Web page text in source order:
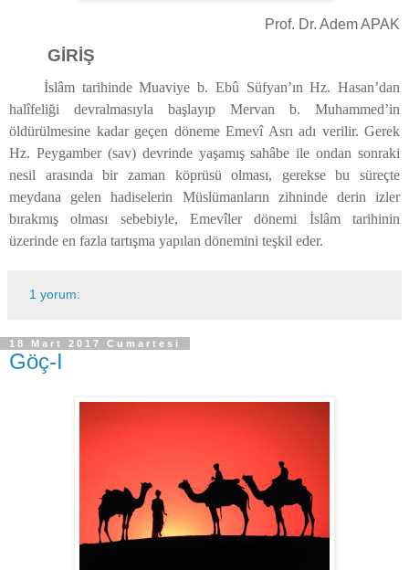
Prof. Dr. Adem APAK
GİRİŞ
İslâm tarihinde Muaviye b. Ebû Süfyan’ın Hz. Hasan’dan
halîfeliği devralmasıyla başlayıp Mervan b. Muhammed’in
öldürülmesine kadar geçen döneme Emevî Asrı adı verilir. Gerek
Hz. Peygamber (sav) devrinde yaşamış sahâbe ile ondan sonraki
nesil arasında bir zaman köprüsü olması, gerekse bu süreçte
meydana gelen hadiselerin Müslümanların zihninde derin izler
bırakmış olması sebebiyle, Emevîler dönemi İslâm tarihinin
üzerinde en fazla tartışma yapılan dönemini teşkil eder.
1 yorum:
18 Mart 2017 Cumartesi
Göç-I